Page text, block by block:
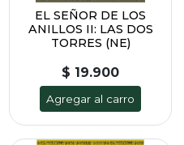
EL SEÑOR DE LOS
ANILLOS II: LAS DOS
TORRES (NE)
$ 19.900
Agregar al carro